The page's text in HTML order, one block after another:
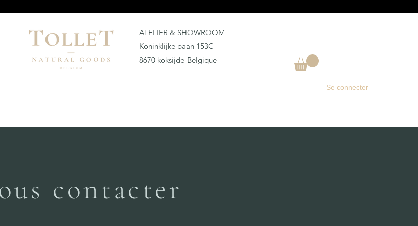
ATELIER & SHOWROOM
Koninklijke baan 153C
8670 koksijde-Belgique
Se connecter
contacter